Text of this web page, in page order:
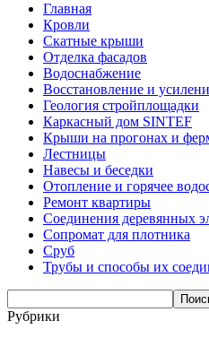
Главная
Кровли
Скатные крыши
Отделка фасадов
Водоснабжение
Восстановление и
Геология стройплощадки
Каркасный дом SINTEF
Крыши на прогонах и
Лестницы
Навесы и беседки
Отопление и горячее
Ремонт квартиры
Соединения деревянных
Сопромат для плотника
Сруб
Трубы и способы их
Рубрики